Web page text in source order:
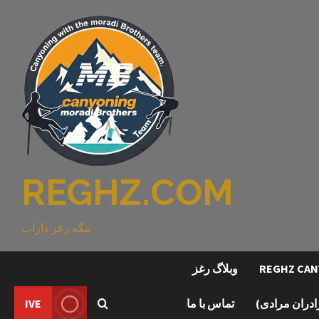
REGHZ.COM
تنگه رغز داراب
وبلاگ رغز
مرادی) تماس با ما IVE